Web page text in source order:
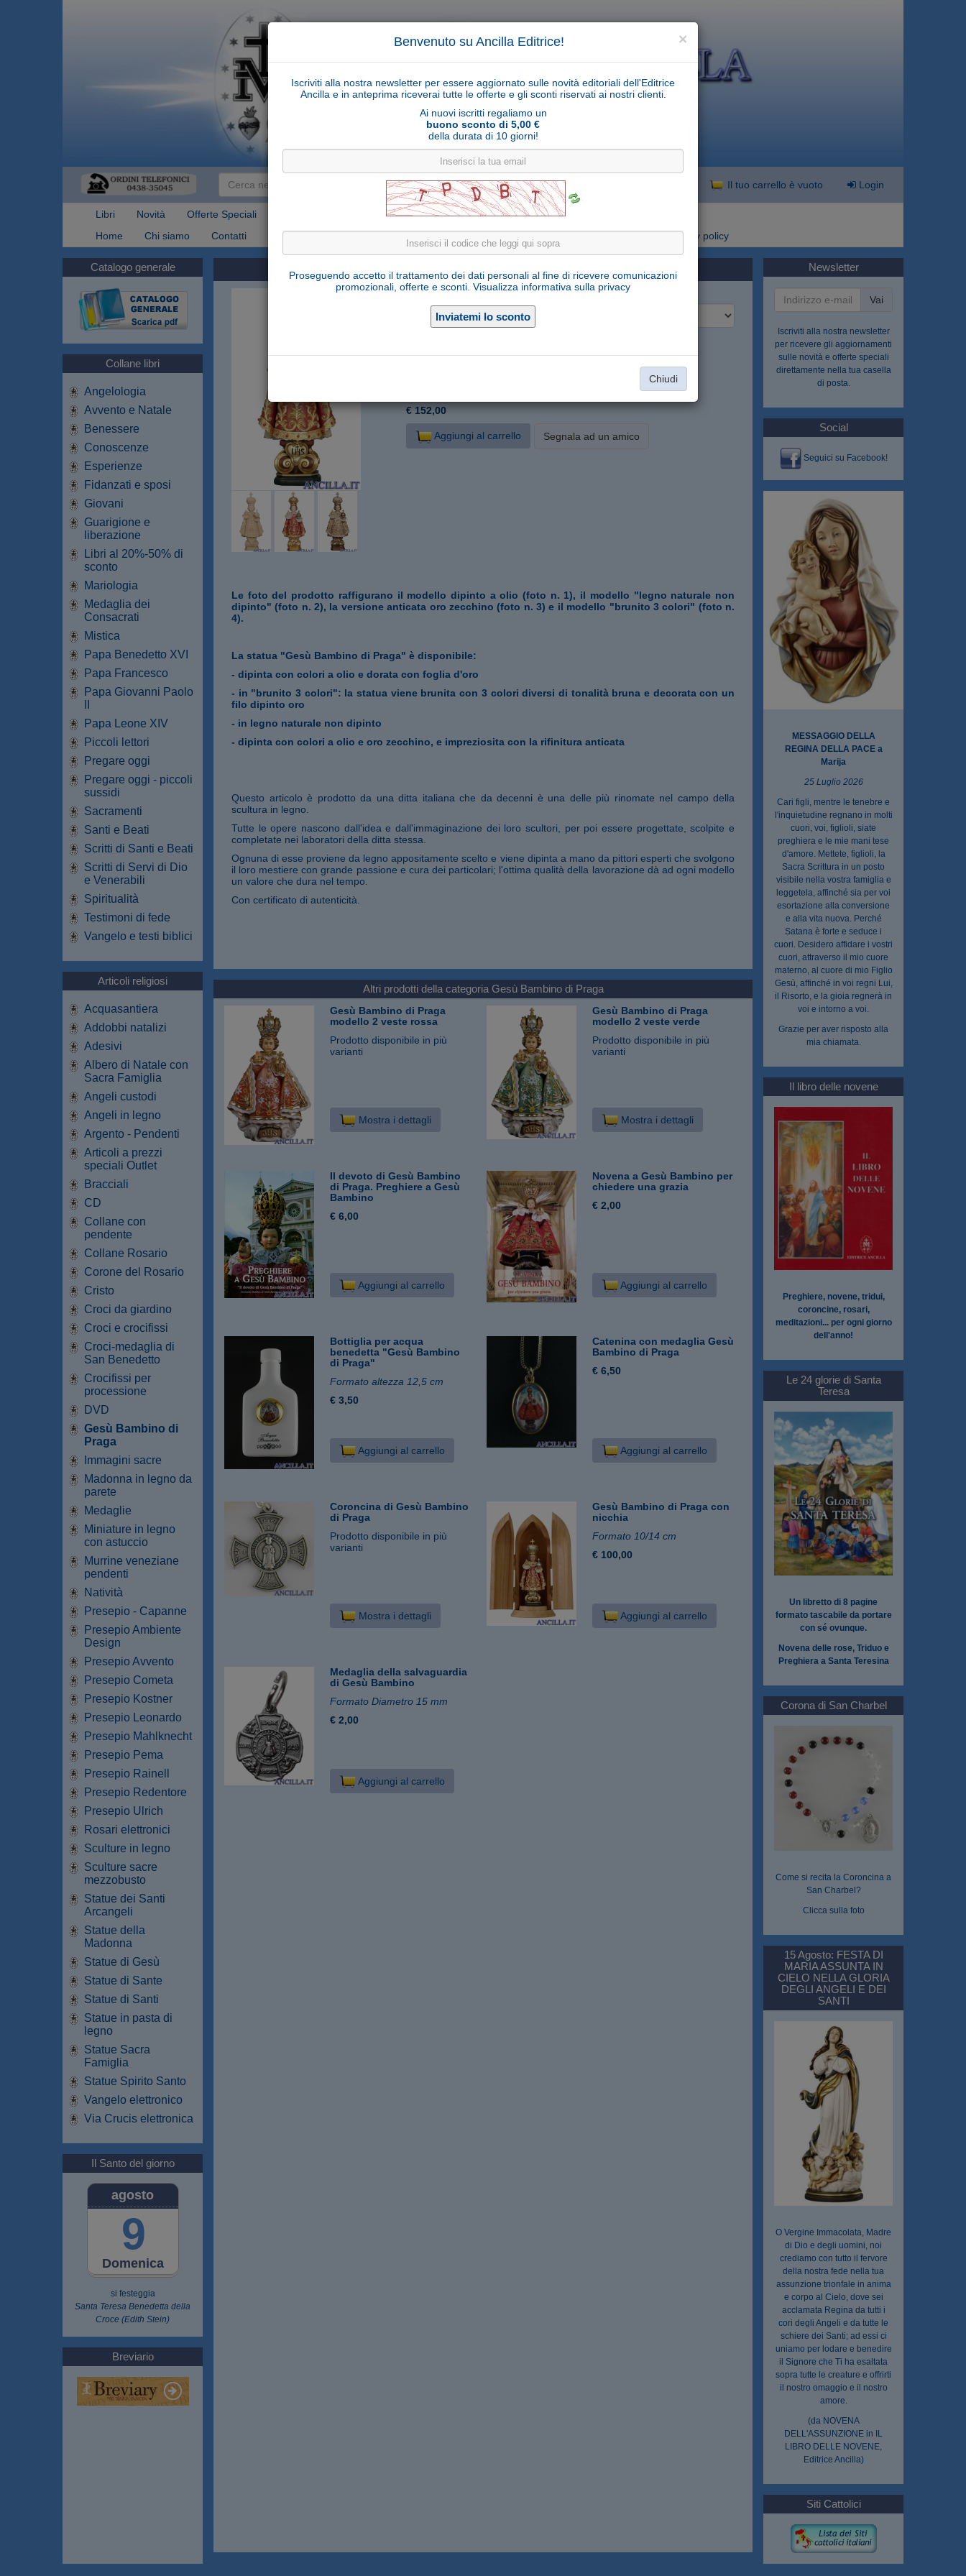
×
Benvenuto su Ancilla Editrice!
Iscriviti alla nostra newsletter per essere aggiornato sulle novità editoriali dell'Editrice
Ancilla e in anteprima riceverai tutte le offerte e gli sconti riservati ai nostri clienti.
Ai nuovi iscritti regaliamo un
buono sconto di 5,00 €
della durata di 10 giorni!
Proseguendo accetto il trattamento dei dati personali al fine di ricevere comunicazioni
promozionali, offerte e sconti. Visualizza informativa sulla privacy
Chiudi
Cerca Il tuo carrello è vuoto Login
Libri Novità Offerte Speciali Collane libri
Articoli religiosi
Home
Chi siamo Contatti Spedizioni Privacy policy
Catalogo generale
Collane libri
Angelologia
Avvento e Natale
Benessere
Conoscenze
Esperienze
Fidanzati e sposi
Giovani
Guarigione e
liberazione
Libri al 20%-50% di
sconto
Mariologia
Medaglia dei
Consacrati
Mistica
Papa Benedetto XVI
Papa Francesco
Papa Giovanni Paolo
Papa Leone XIV
Piccoli lettori
Pregare oggi
Pregare oggi - piccoli
sussidi
Sacramenti
Santi e Beati
Scritti di Santi e Beati
Scritti di Servi di Dio
e Venerabili
Spiritualità
Testimoni di fede
Vangelo e testi biblici
Articoli religiosi
Acquasantiera
Addobbi natalizi
Adesivi
Albero di Natale con
Sacra Famiglia
Angeli custodi
Angeli in legno
Argento - Pendenti
Articoli a prezzi
speciali Outlet
Bracciali
CD
Collane con
pendente
Collane Rosario
Corone del Rosario
Cristo
Croci da giardino
Croci e crocifissi
Croci-medaglia di
San Benedetto
Crocifissi per
processione
DVD
Gesù Bambino di
Praga
Immagini sacre
Madonna in legno da
parete
Medaglie
Miniature in legno
con astuccio
Murrine veneziane
pendenti
Natività
Presepio - Capanne
Presepio Ambiente
Design
Presepio Avvento
Presepio Cometa
Presepio Kostner
Presepio Leonardo
Presepio Mahlknecht
Presepio Pema
Presepio Rainell
Presepio Redentore
Presepio Ulrich
Rosari elettronici
Sculture in legno
Sculture sacre
mezzobusto
Statue dei Santi
Arcangeli
Statue della
Madonna
Statue di Gesù
Statue di Sante
Statue di Santi
Statue in pasta di
legno
Statue Sacra
Famiglia
Statue Spirito Santo
Vangelo elettronico
Via Crucis elettronica
Il Santo del giorno
Domenica
agosto
9
si festeggia
Santa Teresa Benedetta della
Croce (Edith Stein)
Breviario
Gesù Bambino di Praga modello 1
Seleziona una variante
20 cm
€ 152,00
Aggiungi al carrello Segnala ad un amico
Le foto del prodotto raffigurano il modello dipinto a olio (foto n. 1), il modello "legno naturale non
dipinto" (foto n. 2), la versione anticata oro zecchino (foto n. 3) e il modello "brunito 3 colori" (foto n.
4).
La statua "Gesù Bambino di Praga" è disponibile:
- dipinta con colori a olio e dorata con foglia d'oro
- in "brunito 3 colori": la statua viene brunita con 3 colori diversi di tonalità bruna e decorata con un
filo dipinto oro
- in legno naturale non dipinto
- dipinta con colori a olio e oro zecchino, e impreziosita con la rifinitura anticata
Questo articolo è prodotto da una ditta italiana che da decenni è una delle più rinomate nel campo della
scultura in legno.
Tutte le opere nascono dall'idea e dall'immaginazione dei loro scultori, per poi essere progettate, scolpite e
completate nei laboratori della ditta stessa.
Ognuna di esse proviene da legno appositamente scelto e viene dipinta a mano da pittori esperti che svolgono
il loro mestiere con grande passione e cura dei particolari; l'ottima qualità della lavorazione dà ad ogni modello
un valore che dura nel tempo.
Con certificato di autenticità.
Altri prodotti della categoria Gesù Bambino di Praga
Gesù Bambino di Praga
modello 2 veste rossa
Prodotto disponibile in più
varianti
Mostra i dettagli
Gesù Bambino di Praga
modello 2 veste verde
Prodotto disponibile in più
varianti
Mostra i dettagli
Il devoto di Gesù Bambino
di Praga. Preghiere a Gesù
Bambino
€ 6,00
Aggiungi al carrello
Novena a Gesù Bambino per
chiedere una grazia
€ 2,00
Aggiungi al carrello
Bottiglia per acqua
benedetta "Gesù Bambino
di Praga"
Formato altezza 12,5 cm
€ 3,50
Aggiungi al carrello
Catenina con medaglia Gesù
Bambino di Praga
€ 6,50
Aggiungi al carrello
Coroncina di Gesù Bambino
di Praga
Prodotto disponibile in più
varianti
Mostra i dettagli
Gesù Bambino di Praga con
nicchia
Formato 10/14 cm
€ 100,00
Aggiungi al carrello
Medaglia della salvaguardia
di Gesù Bambino
Formato Diametro 15 mm
€ 2,00
Aggiungi al carrello
Newsletter
Vai
Iscriviti alla nostra newsletter
per ricevere gli aggiornamenti
sulle novità e offerte speciali
direttamente nella tua casella
di posta.
Social
Seguici su Facebook!
MESSAGGIO DELLA
REGINA DELLA PACE a
Marija
25 Luglio 2026
Cari figli, mentre le tenebre e
l'inquietudine regnano in molti
cuori, voi, figlioli, siate
preghiera e le mie mani tese
d'amore. Mettete, figlioli, la
Sacra Scrittura in un posto
visibile nella vostra famiglia e
leggetela, affinché sia per voi
esortazione alla conversione
e alla vita nuova. Perché
Satana è forte e seduce i
cuori. Desidero affidare i vostri
cuori, attraverso il mio cuore
materno, al cuore di mio Figlio
Gesù, affinché in voi regni Lui,
il Risorto, e la gioia regnerà in
voi e intorno a voi.
Grazie per aver risposto alla
mia chiamata.
Il libro delle novene
Preghiere, novene, tridui,
coroncine, rosari,
meditazioni... per ogni giorno
dell'anno!
Le 24 glorie di Santa
Teresa
Un libretto di 8 pagine
formato tascabile da portare
con sé ovunque.
Novena delle rose, Triduo e
Preghiera a Santa Teresina
Corona di San Charbel
Come si recita la Coroncina a
San Charbel?
Clicca sulla foto
15 Agosto: FESTA DI
MARIA ASSUNTA IN
CIELO NELLA GLORIA
DEGLI ANGELI E DEI
SANTI
O Vergine Immacolata, Madre
di Dio e degli uomini, noi
crediamo con tutto il fervore
della nostra fede nella tua
assunzione trionfale in anima
e corpo al Cielo, dove sei
acclamata Regina da tutti i
cori degli Angeli e da tutte le
schiere dei Santi; ad essi ci
uniamo per lodare e benedire
il Signore che Ti ha esaltata
sopra tutte le creature e offrirti
il nostro omaggio e il nostro
amore.
(da NOVENA
DELL'ASSUNZIONE in IL
LIBRO DELLE NOVENE,
Editrice Ancilla)
Siti Cattolici